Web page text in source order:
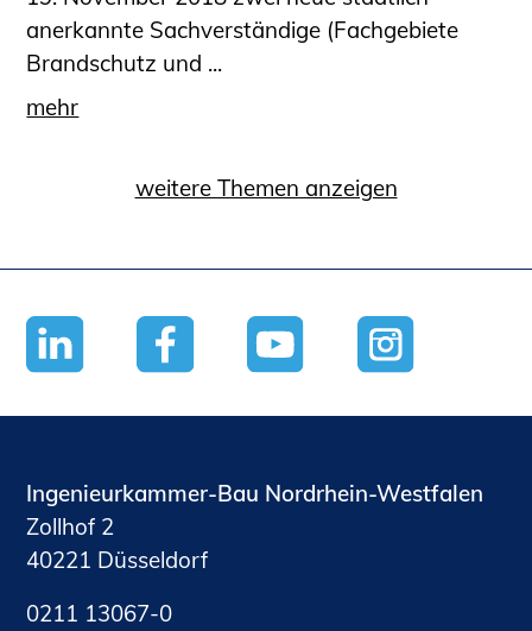
anerkannte Sachverständige (Fachgebiete
Brandschutz und ...
mehr
weitere Themen anzeigen
Ingenieurkammer-Bau Nordrhein-Westfalen
Zollhof 2
40221 Düsseldorf
0211 13067-0